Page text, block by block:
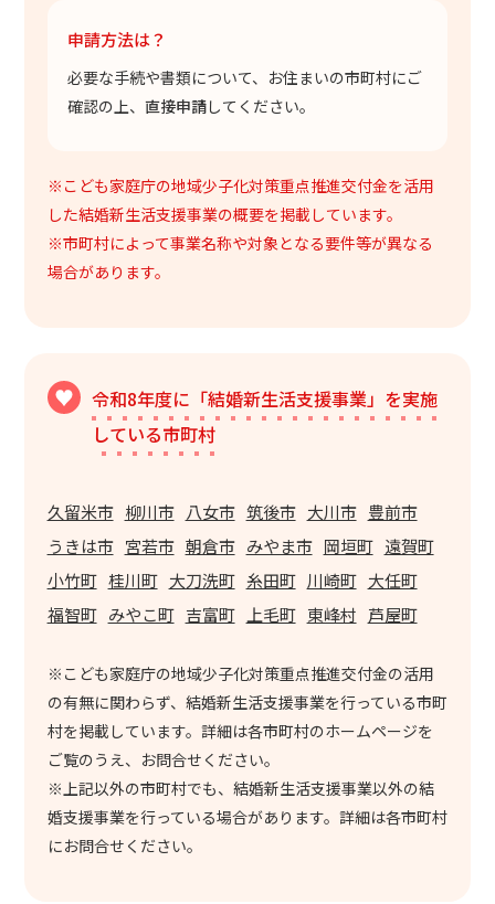
申請方法は？
必要な手続や書類について、お住まいの市町村にご
確認の上、 直接申請してください。
※こども家庭庁の地域少子化対策重点推進交付金を活用
した結婚新生活支援事業の概要を掲載しています。
※市町村によって事業名称や対象となる要件等が異なる
場合があります。
令和8年度に「結婚新生活支援事業」を実施
している市町村
久留米市 柳川市 八女市 筑後市 大川市 豊前市
うきは市 宮若市 朝倉市 みやま市 岡垣町 遠賀町
小竹町 桂川町 大刀洗町 糸田町 川崎町 大任町
福智町 みやこ町 吉富町 上毛町 東峰村 芦屋町
※こども家庭庁の地域少子化対策重点推進交付金の活用
の有無に関わらず、結婚新生活支援事業を行っている市町
村を掲載しています。詳細は各市町村のホームページを
ご覧のうえ、お問合せください。
※上記以外の市町村でも、結婚新生活支援事業以外の結
婚支援事業を行っている場合があります。詳細は各市町村
にお問合せください。